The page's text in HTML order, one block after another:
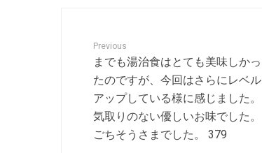
Previous
までも湯治食はとても美味しかっ
たのですが、今回はさらにレベル
アップしている様に感じました。
気取りのない優しいお味でした。
ごちそうさまでした。 379